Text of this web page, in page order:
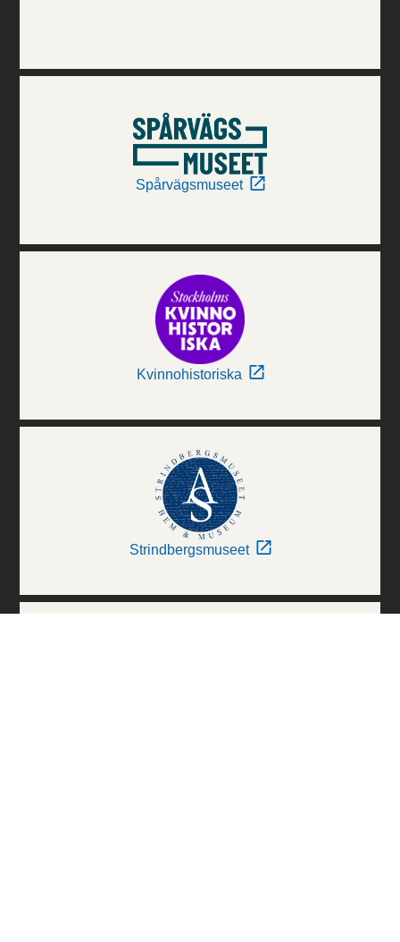
Spårvägsmuseet
Kvinnohistoriska
Strindbergsmuseet